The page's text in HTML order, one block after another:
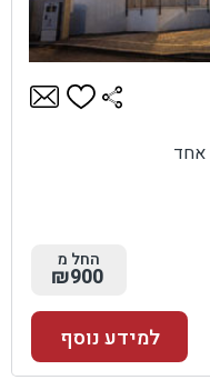
החל מ
₪900
למידע נוסף